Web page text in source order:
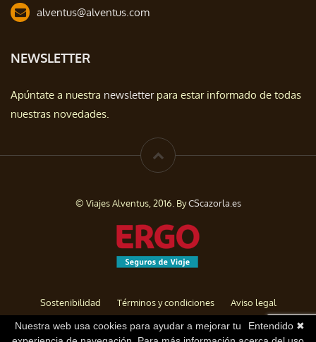
alventus@alventus.com
NEWSLETTER
Apúntate a nuestra newsletterpara estar informado de todas
nuestras novedades.
© Viajes Alventus, 2016. ByCScazorla.es
Sostenibilidad Términos y condiciones
Aviso legal
Política de privacidad
Cookies Baja de Newsletter
Entendido ✖
Nuestra web usa cookies para ayudar a mejorar tu